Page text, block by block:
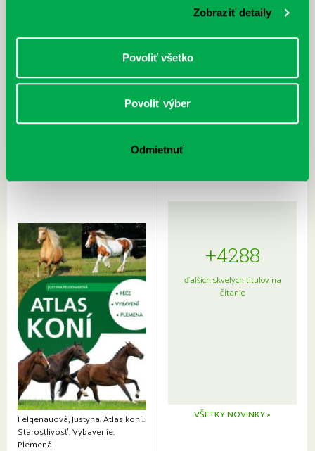
Zobraziť detaily
Povoliť všetko
Povoliť výber
Odmietnuťjaponskou kuchyňou a etiketou
Felgenauová, Justyna: Atlas koní.:
Starostlivosť. Vybavenie.
Plemená
+4288
ďalších skvelých titulov na
čítanie
VŠETKY NOVINKY »